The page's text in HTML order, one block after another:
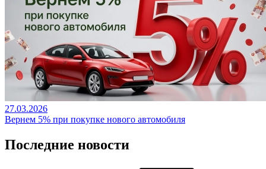
27.03.2026
Вернем 5% при покупке нового автомобиля
Последние новости